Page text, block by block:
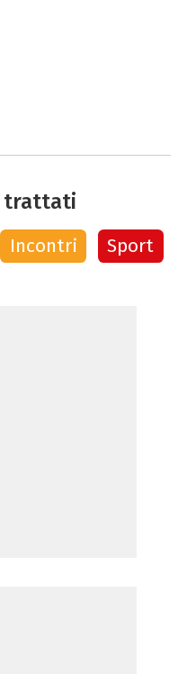
trattati
Incontri Sport